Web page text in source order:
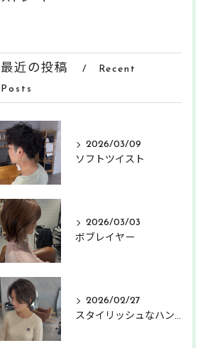
最近の投稿 Recent
Posts
2026/03/09
ソフトツイスト
2026/03/03
ボブレイヤー
2026/02/27
スタイリッシュなハンサムショート